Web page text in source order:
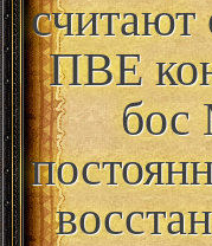
считают
ПВЕ
бос